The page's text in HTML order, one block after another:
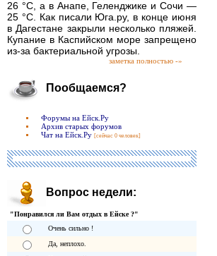
26 °C, а в Анапе, Геленджике и Сочи —
25 °C. Как писали Юга.ру, в конце июня
в Дагестане закрыли несколько пляжей.
Купание в Каспийском море запрещено
из-за бактериальной угрозы.
заметка полностью -»
Пообщаемся?
Форумы на Ейск.Ру
Архив старых форумов
Чат на Ейск.Ру [сейчас 0 человек]
Вопрос недели:
"Понравился ли Вам отдых в Ейске ?"
Очень сильно !
Да, неплохо.